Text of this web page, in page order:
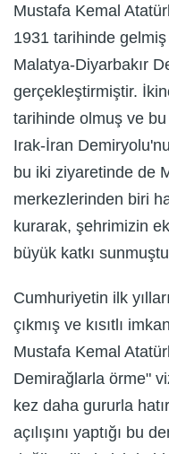
Mustafa Kemal
1931 tarihinde gelmiş
Malatya-Diyarbakır
gerçekleştirmiştir.
tarihinde olmuş ve
Irak-İran
bu iki ziyaretinde de
merkezlerinden biri
kurarak, şehrimizin
büyük katkı
Cumhuriyetin ilk
çıkmış ve kısıtlı
Mustafa Kemal
Demirağlarla örme"
kez daha gururla
açılışını yaptığı bu